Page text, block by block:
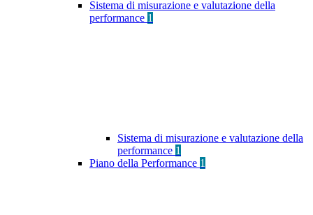
Sistema di misurazione e valutazione della
performance 1
Sistema di misurazione e valutazione della
performance 1
Piano della Performance 1